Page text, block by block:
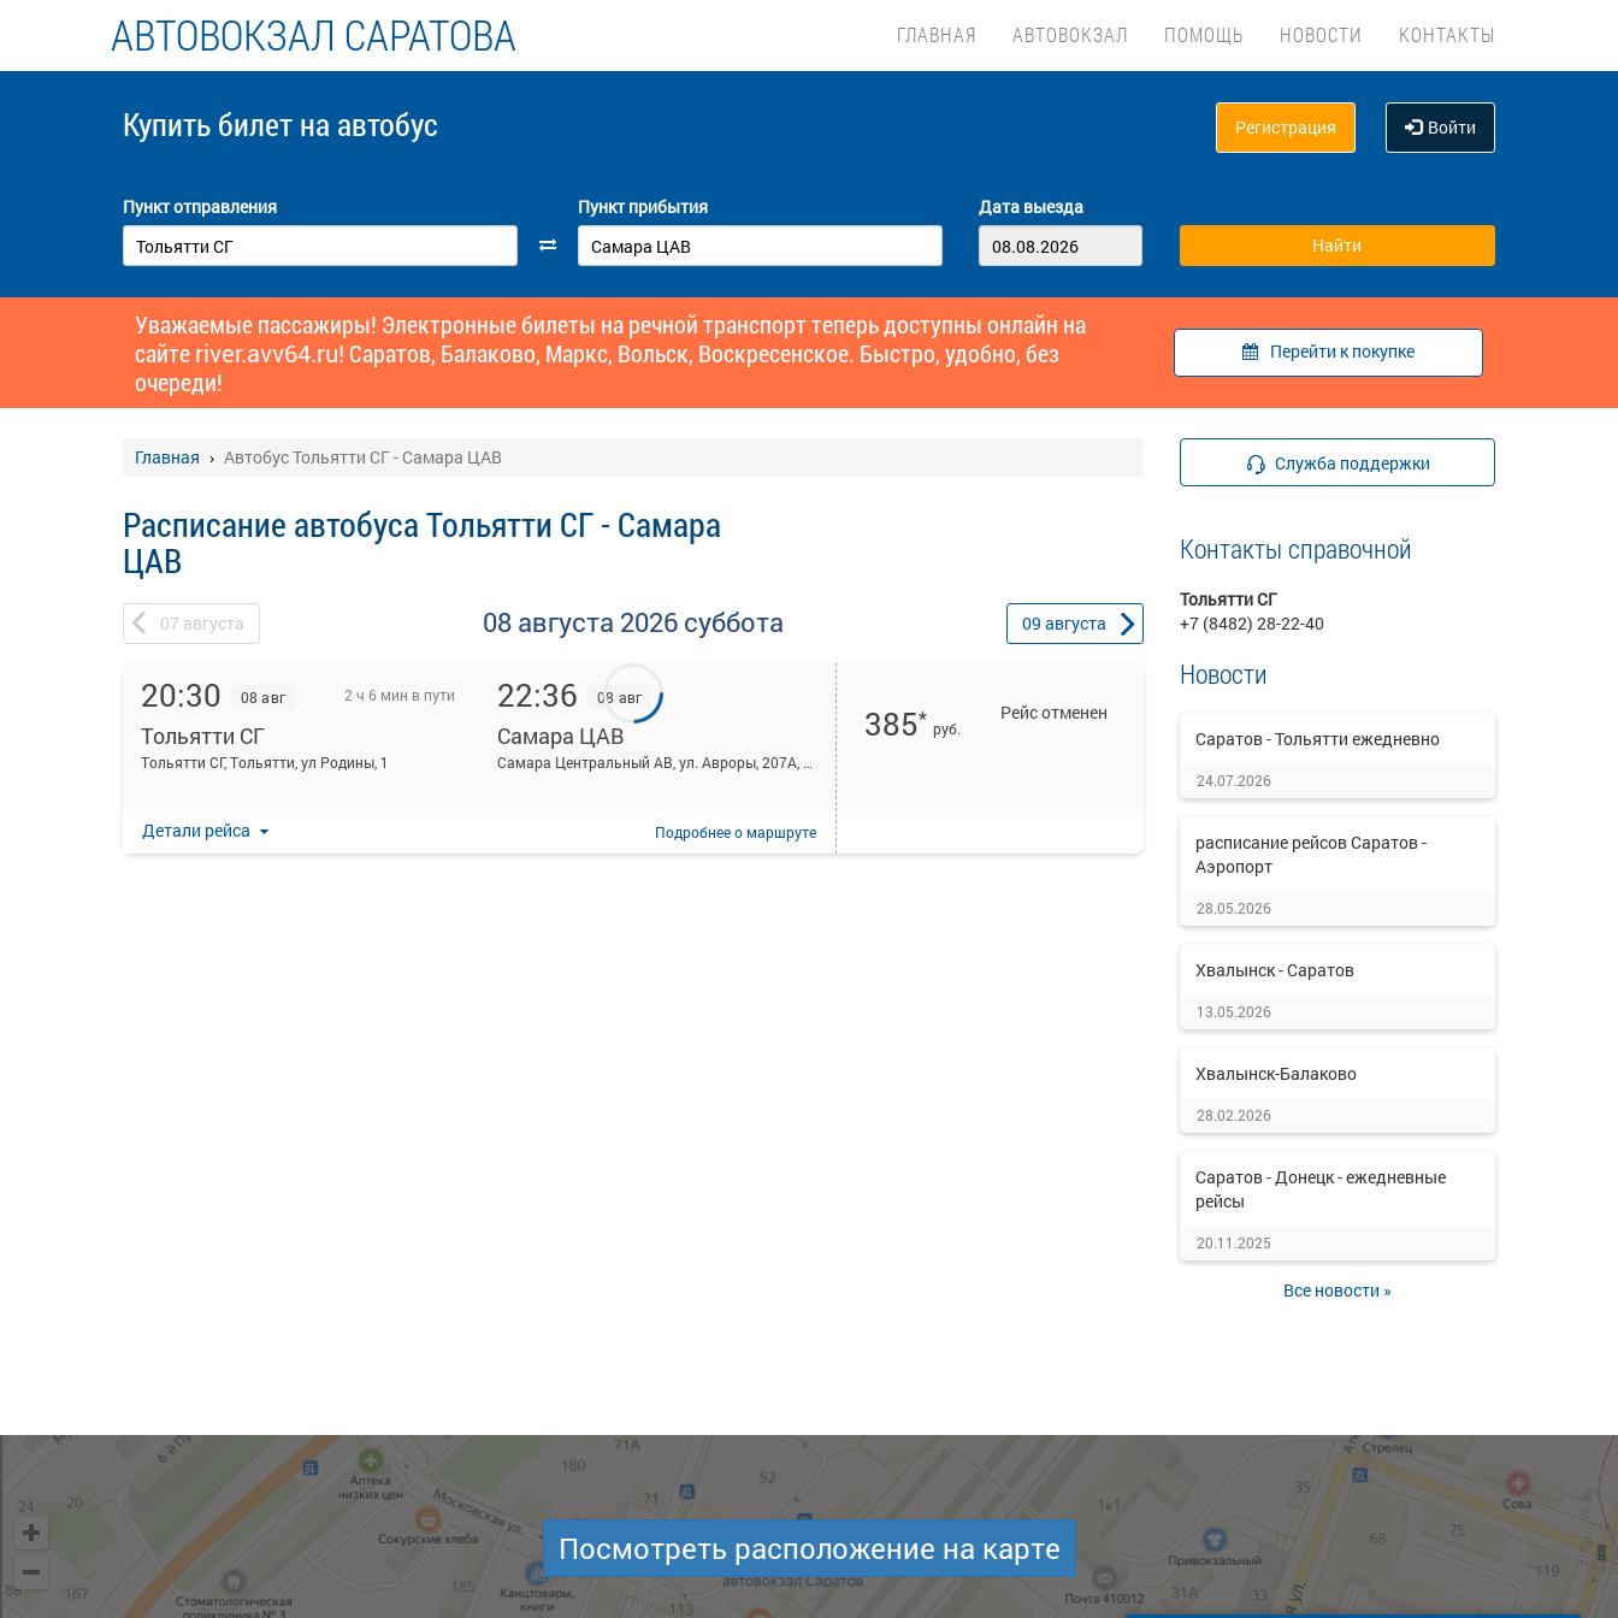
АВТОВОКЗАЛ САРАТОВА ГЛАВНАЯ АВТОВОКЗАЛ ПОМОЩЬ НОВОСТИ КОНТАКТЫ
Купить билет на автобус Регистрация Войти
Пункт отправления Пункт прибытия Дата выезда
Уважаемые пассажиры! Электронные билеты на речной транспорт теперь доступны онлайн на
сайтеriver.avv64.ru! Саратов, Балаково, Маркс, Вольск, Воскресенское. Быстро, удобно, без
очереди!
Перейти к покупке
Главная Автобус Тольятти СГ - Самара ЦАВ
Расписание автобуса Тольятти СГ - Самара
ЦАВ
07 августа 08 августа 2026 суббота 09 августа
20:30 08 авг 2 ч 6 мин в пути
Тольятти СГ
Тольятти СГ, Тольятти, ул Родины, 1
22:36 08 авг
Самара ЦАВ
Самара Центральный АВ, ул. Авроры, 207А, Самара, Россия
Детали рейса Подробнеео маршруте
385* руб.
Рейс отменен
Служба поддержки
Контакты справочной
Тольятти СГ
+7 (8482) 28-22-40
Новости
Саратов - Тольятти ежедневно
24.07.2026
расписание рейсов Саратов -
Аэропорт
28.05.2026
Хвалынск - Саратов
13.05.2026
Хвалынск-Балаково
28.02.2026
Саратов - Донецк - ежедневные
рейсы
20.11.2025
Все новости »
Посмотреть расположение на карте